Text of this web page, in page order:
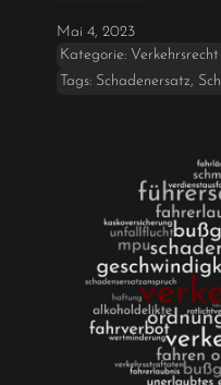
Mai 4, 2023
Kategorie: Verkehrsrecht
Tags: Schadenersatz,